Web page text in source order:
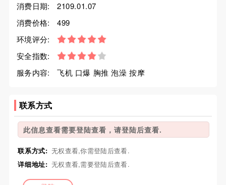
消费日期:
2109.01.07
消费价格:
499
环境评分:
安全指数:
服务内容:
飞机 口爆 胸推 泡澡 按摩
联系方式
此信息查看需要登陆查看，请登陆后查看.
联系方式: 无权查看,你需登陆后查看.
详细地址: 无权查看,需要登陆后查看.